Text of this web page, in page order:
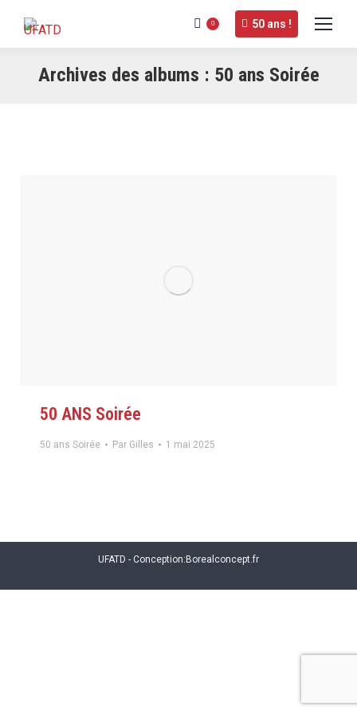
0 50 ans !
Archives des albums : 50 ans Soirée
50 ANS Soirée
50 ans Soirée Par Gilles 1 mai 2025
UFATD - Conception: Borealconcept.fr